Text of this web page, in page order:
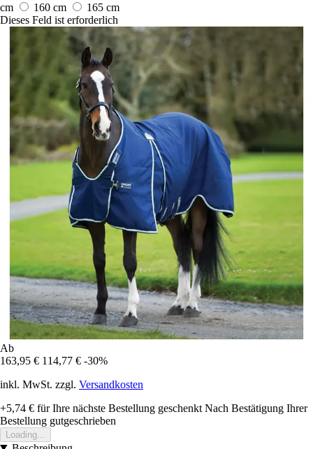
cm
160 cm
165 cm
Dieses Feld ist erforderlich
Ab
163,95 € 114,77 € -30%
inkl. MwSt. zzgl. Versandkosten
+5,74 € für Ihre nächste Bestellung geschenkt Nach Bestätigung Ihrer
Bestellung gutgeschrieben
Loading...